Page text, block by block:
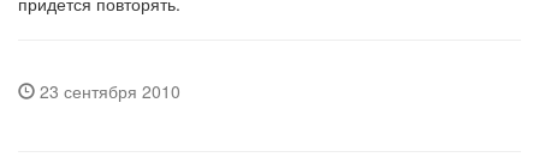
23 сентября 2010